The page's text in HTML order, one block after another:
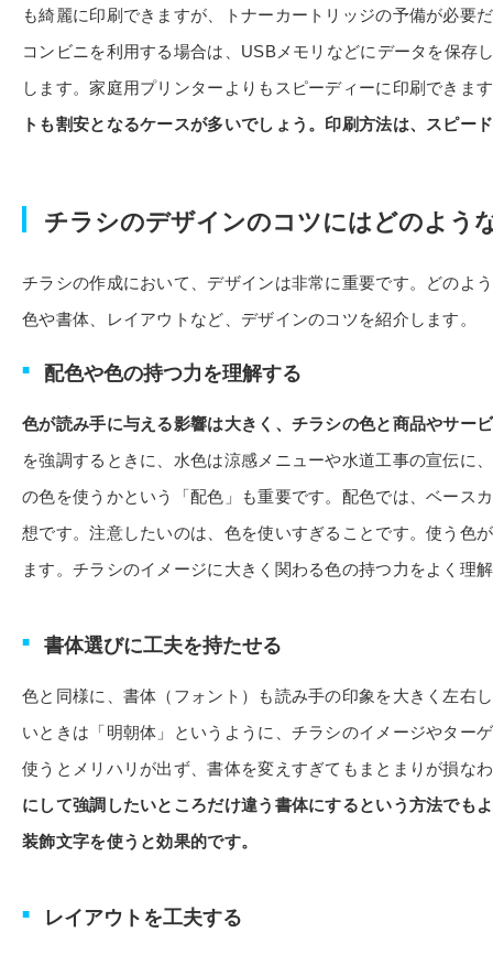
も綺麗に印刷できますが、トナーカートリッジの予備が必要
コンビニを利用する場合は、USBメモリなどにデータを保
します。家庭用プリンターよりもスピーディーに印刷できま
トも割安となるケースが多いでしょう。印刷方法は、スピ
チラシのデザインのコツにはどのよう
チラシの作成において、デザインは非常に重要です。どのよ
色や書体、レイアウトなど、デザインのコツを紹介します。
配色や色の持つ力を理解する
色が読み手に与える影響は大きく、チラシの色と商品やサー
を強調するときに、水色は涼感メニューや水道工事の宣伝に
の色を使うかという「配色」も重要です。配色では、ベース
想です。注意したいのは、色を使いすぎることです。使う色
ます。チラシのイメージに大きく関わる色の持つ力をよく理
書体選びに工夫を持たせる
色と同様に、書体（フォント）も読み手の印象を大きく左右
いときは「明朝体」というように、チラシのイメージやター
使うとメリハリが出ず、書体を変えすぎてもまとまりが損な
にして強調したいところだけ違う書体にするという方法でも
装飾文字を使うと効果的です。
レイアウトを工夫する